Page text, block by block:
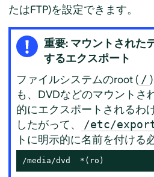
たはFTP)を設定できます。
重要: マウントされた
するエクスポート
ファイルシステムのroot ( /
も、DVDなどのマウントさ
的にエクスポートされるわ
したがって、
/etc/
トに明示的に名前を付ける
/media/dvd  *(ro)